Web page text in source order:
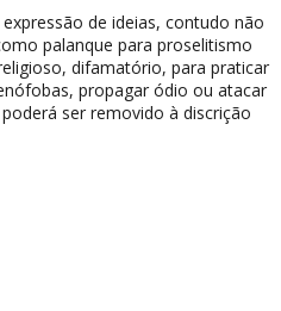
de ideias, contudo não
palanque para proselitismo
difamatório, para praticar
propagar ódio ou atacar
ser removido à discrição